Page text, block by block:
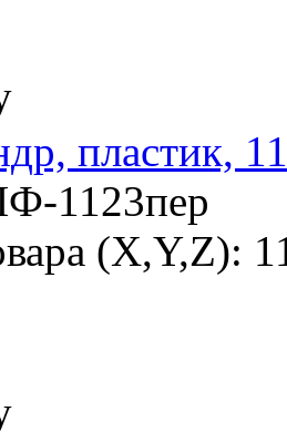
пластик,
1123пер
(X,Y,Z):